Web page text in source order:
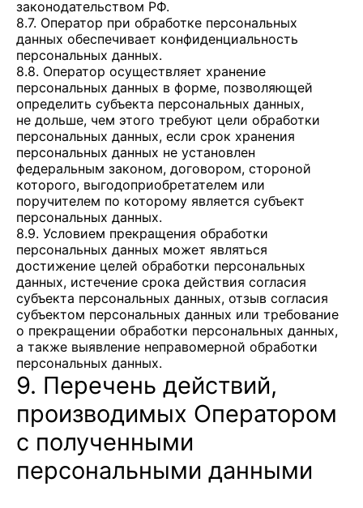
законодательством РФ.
8.7. Оператор при обработке персональных
данных обеспечивает конфиденциальность
персональных данных.
8.8. Оператор осуществляет хранение
персональных данных в форме, позволяющей
определить субъекта персональных данных,
не дольше, чем этого требуют цели обработки
персональных данных, если срок хранения
персональных данных не установлен
федеральным законом, договором, стороной
которого, выгодоприобретателем или
поручителем по которому является субъект
персональных данных.
8.9. Условием прекращения обработки
персональных данных может являться
достижение целей обработки персональных
данных, истечение срока действия согласия
субъекта персональных данных, отзыв согласия
субъектом персональных данных или требование
о прекращении обработки персональных данных,
а также выявление неправомерной обработки
персональных данных.
9. Перечень действий,
производимых Оператором
с полученными
персональными данными